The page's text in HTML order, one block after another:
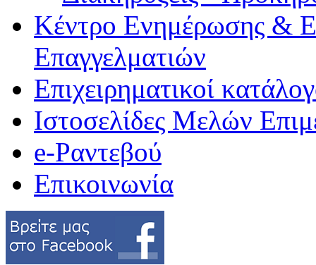
Κέντρο Ενημέρωσης &
Επαγγελματιών
Επιχειρηματικοί
Ιστοσελίδες Μελών
e-Ραντεβού
Επικοινωνία